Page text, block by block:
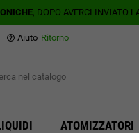
, DOPO AVERCI INVIATO
help_outline Aiuto Ritorno
ATOMIZZATORI